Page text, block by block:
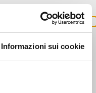
Informazioni sui cookie